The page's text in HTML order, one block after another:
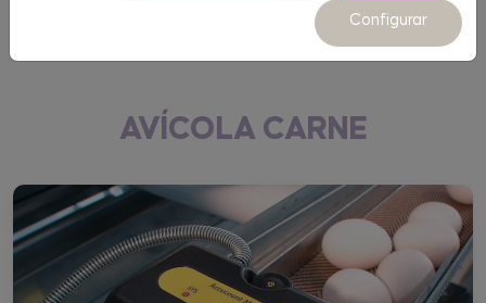
AVÍCOLA CARNE
Configurar